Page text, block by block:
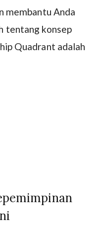
membantu Anda
tentang konsep
Quadrant adalah